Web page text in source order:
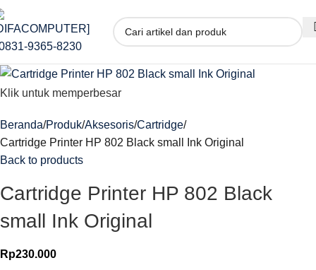
Klik untuk memperbesar
Beranda Produk Aksesoris Cartridge
Cartridge Printer HP 802 Black small Ink Original
Back to products
Cartridge Printer HP 802 Black
small Ink Original
Rp230.000